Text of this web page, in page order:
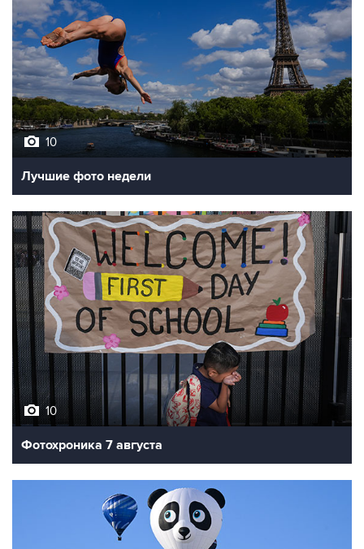
10
Лучшие фото недели
10
Фотохроника 7 августа